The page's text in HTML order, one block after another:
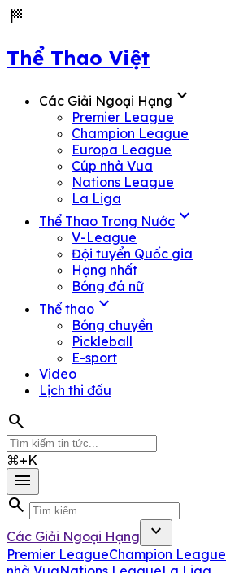
sports_score
Thể Thao Việt
Các Giải Ngoại Hạng expand_more
Premier League
Champion League
Europa League
Cúp nhà Vua
Nations League
La Liga
Thể Thao Trong Nước expand_more
V-League
Đội tuyển Quốc gia
Hạng nhất
Bóng đá nữ
Thể thao expand_more
Bóng chuyền
Pickleball
E-sport
Video
Lịch thi đấu
search
⌘+K
menu
search
Các Giải Ngoại Hạng expand_more
Premier LeagueChampion League